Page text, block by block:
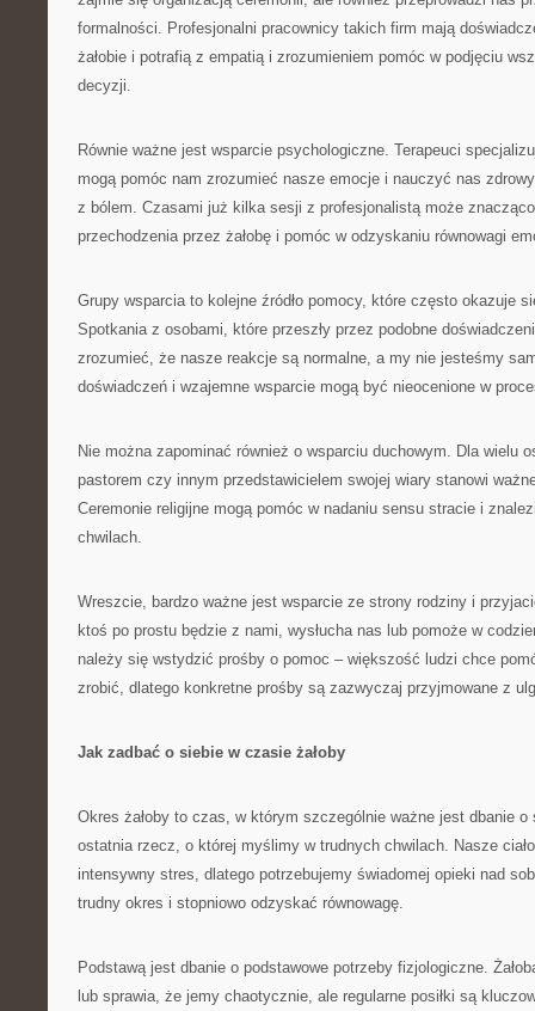
formalności. Profesjonalni pracownicy takich firm mają
żałobie i potrafią z empatią i zrozumieniem pomóc w podjęciu
decyzji.
Równie ważne jest wsparcie psychologiczne. Terapeuci
mogą pomóc nam zrozumieć nasze emocje i nauczyć nas
z bólem. Czasami już kilka sesji z profesjonalistą może znacząco
przechodzenia przez żałobę i pomóc w odzyskaniu równowagi
Grupy wsparcia to kolejne źródło pomocy, które często okazuje
Spotkania z osobami, które przeszły przez podobne
zrozumieć, że nasze reakcje są normalne, a my nie jesteśmy
doświadczeń i wzajemne wsparcie mogą być nieocenione w
Nie można zapominać również o wsparciu duchowym. Dla wielu
pastorem czy innym przedstawicielem swojej wiary stanowi
Ceremonie religijne mogą pomóc w nadaniu sensu stracie i
chwilach.
Wreszcie, bardzo ważne jest wsparcie ze strony rodziny i
ktoś po prostu będzie z nami, wysłucha nas lub pomoże w
należy się wstydzić prośby o pomoc – większość ludzi chce
zrobić, dlatego konkretne prośby są zazwyczaj przyjmowane z
Jak zadbać o siebie w czasie żałoby
Okres żałoby to czas, w którym szczególnie ważne jest dbanie
ostatnia rzecz, o której myślimy w trudnych chwilach. Nasze
intensywny stres, dlatego potrzebujemy świadomej opieki nad
trudny okres i stopniowo odzyskać równowagę.
Podstawą jest dbanie o podstawowe potrzeby fizjologiczne.
lub sprawia, że jemy chaotycznie, ale regularne posiłki są